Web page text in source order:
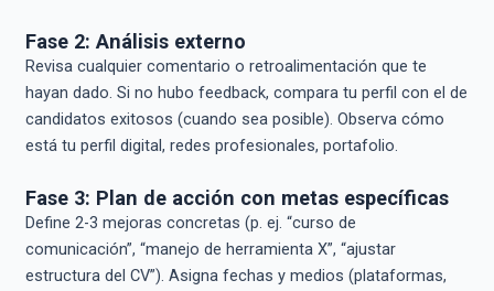
Fase 2: Análisis externo
Revisa cualquier comentario o retroalimentación que te
hayan dado. Si no hubo feedback, compara tu perfil con el de
candidatos exitosos (cuando sea posible). Observa cómo
está tu perfil digital, redes profesionales, portafolio.
Fase 3: Plan de acción con metas específicas
Define 2-3 mejoras concretas (p. ej. “curso de
comunicación”, “manejo de herramienta X”, “ajustar
estructura del CV”). Asigna fechas y medios (plataformas,